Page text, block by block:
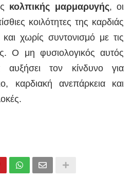
κολπικής μαρμαρυγής, οι
κοιλότητες της καρδιάς
χωρίς συντονισμό με τις
Ο μη φυσιολογικός αυτός
τον κίνδυνο για
καρδιακή ανεπάρκεια και